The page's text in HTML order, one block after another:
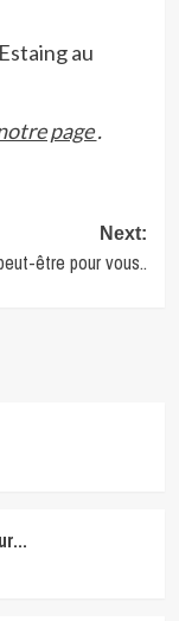
au
page.
Next:
être pour vous..